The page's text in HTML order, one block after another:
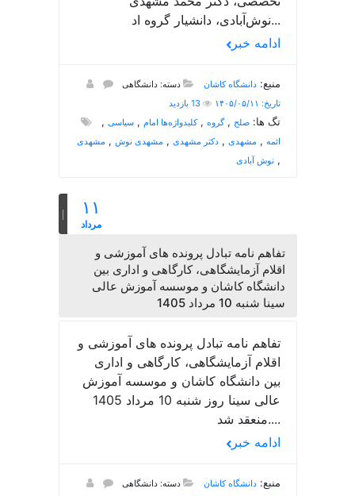
نوش‌آبادی، دانشیار گروه اد...
ادامه خبر
منبع:دانشگاه کاشان
دسته: دانشگاهی
تاریخ: ۱۴۰۵/۰۵/۱۱
13 بازدید
تگ ها:صلح ,گروه ,کلیدواژه‌ها امام ,سیاسی ,
ائمه , مشهدی ,دکتر مشهدی , مشهدی نوش , مشهدی
نوش آبادی ,
۱۱
مرداد
تفاهم نامه تبادل پرونده‌ های آموزشی و
اقلام آزمایشگاهی، کارگاهی و اداری بین
دانشگاه کاشان و موسسه آموزش عالی
سینا شنبه 10 مرداد 1405
تفاهم نامه تبادل پرونده‌ های آموزشی و
اقلام آزمایشگاهی، کارگاهی و اداری
بین دانشگاه کاشان و موسسه آموزش
عالی سینا روز شنبه 10 مرداد 1405
منعقد شد....
ادامه خبر
منبع:دانشگاه کاشان
دسته: دانشگاهی